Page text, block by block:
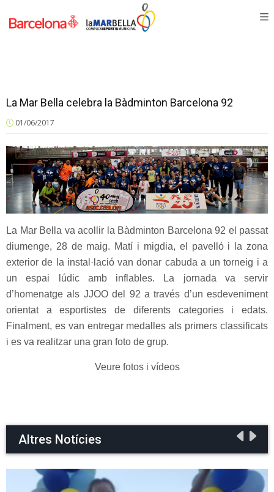
La Mar Bella celebra la Bàdminton Barcelona 92
01/06/2017
La Mar Bella va acollir la Bàdminton Barcelona 92 el passat
diumenge, 28 de maig. Matí i migdia, el pavelló i la zona
exterior de la instal·lació van donar cabuda a un torneig i a
un espai lúdic amb inflables. La jornada va servir
d’homenatge als JJOO del 92 a través d’un esdeveniment
orientat a esportistes de diferents categories i edats.
Finalment, es van entregar medalles als primers classificats
i es va realitzar una gran foto de grup.
Veure fotos i vídeos
Altres Notícies